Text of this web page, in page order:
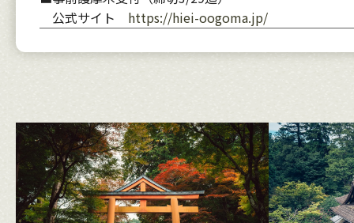
公式サイト https://hiei-oogoma.jp/